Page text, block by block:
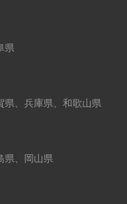
県
県、兵庫県、和歌山県
県、岡山県